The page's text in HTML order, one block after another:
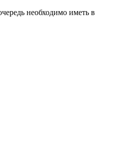
необходимо иметь в